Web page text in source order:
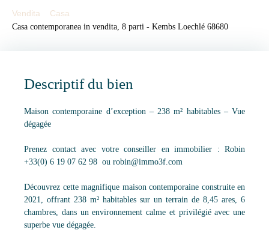
Vendita
Casa
Casa contemporanea in vendita, 8 parti - Kembs Loechlé 68680
Descriptif du bien
Maison contemporaine d’exception – 238 m² habitables – Vue
dégagée
Prenez contact avec votre conseiller en immobilier : Robin
+33(0) 6 19 07 62 98 ou robin@immo3f.com
Découvrez cette magnifique maison contemporaine construite en
2021, offrant 238 m² habitables sur un terrain de 8,45 ares, 6
chambres, dans un environnement calme et privilégié avec une
superbe vue dégagée.